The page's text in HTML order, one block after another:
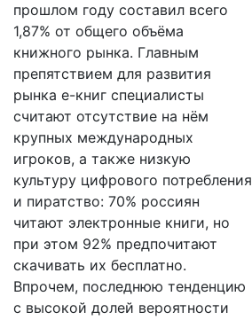
прошлом году составил всего
1,87% от общего объёма
книжного рынка. Главным
препятствием для развития
рынка е-книг специалисты
считают отсутствие на нём
крупных международных
игроков, а также низкую
культуру цифрового потребления
и пиратство: 70% россиян
читают электронные книги, но
при этом 92% предпочитают
скачивать их бесплатно.
Впрочем, последнюю тенденцию
с высокой долей вероятности